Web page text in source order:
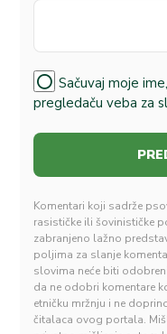
Sačuvaj moje
pregledaču veba za
Komentari koji sadrže
rasističke ili šovinističke
zabranjeno lažno
poljima za slanje
slovima neće biti
da ne odobri komentare
etničku mržnju i ne
čitalaca ovog portala.